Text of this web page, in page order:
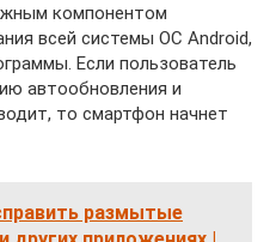
компонентом
всей системы ОС Android,
Если пользователь
автообновления и
то смартфон начнет
размытые